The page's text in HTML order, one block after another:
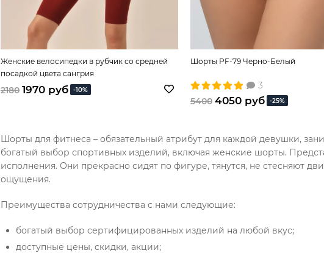
Женские велосипедки в рубчик со средней
посадкой цвета сангрия
2180 1970 руб -10%
Шорты PF-79 Черно-Белый
3
5400 4050 руб -25%
Шорты для фитнеса – обязательный атрибут для каждой девушки,
богатый выбор спортивных изделий, включая женские шорты.
исполнения. Они прекрасно сидят по фигуре, тянутся, не стесняют
ощущения.
Преимущества сотрудничества с нами следующие:
богатый выбор сертифицированных изделий на любой вкус;
доступные цены, скидки, акции;